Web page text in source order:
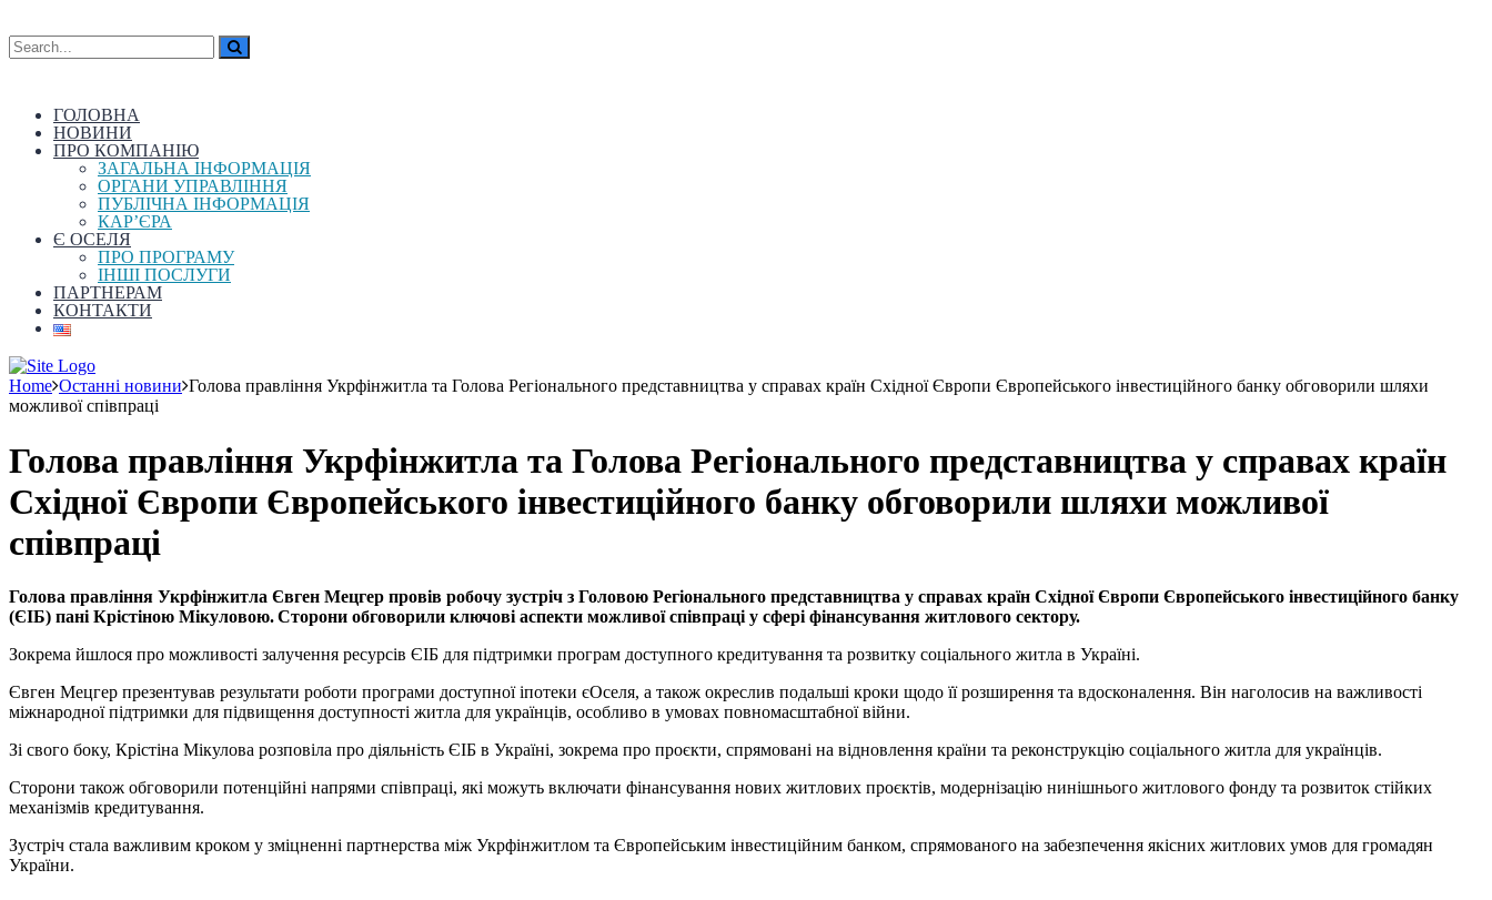
ГОЛОВНА
НОВИНИ
ПРО КОМПАНІЮ
ЗАГАЛЬНА ІНФОРМАЦІЯ
ОРГАНИ УПРАВЛІННЯ
ПУБЛІЧНА ІНФОРМАЦІЯ
КАР’ЄРА
Є ОСЕЛЯ
ПРО ПРОГРАМУ
ІНШІ ПОСЛУГИ
ПАРТНЕРАМ
КОНТАКТИ
Home Останні новини Голова правління Укрфінжитла та Голова Регіонального представництва у справах країн Східної Європи Європейського інвестиційного банку обговорили шляхи
можливої співпраці
Голова правління Укрфінжитла та Голова Регіонального представництва у справах країн
Східної Європи Європейського інвестиційного банку обговорили шляхи можливої
співпраці
Голова правління Укрфінжитла Євген Мецгер провів робочу зустріч з Головою Регіонального представництва у справах країн Східної Європи Європейського інвестиційного банку
(ЄІБ) пані Крістіною Мікуловою. Сторони обговорили ключові аспекти можливої співпраці у сфері фінансування житлового сектору.
Зокрема йшлося про можливості залучення ресурсів ЄІБ для підтримки програм доступного кредитування та розвитку соціального житла в Україні.
Євген Мецгер презентував результати роботи програми доступної іпотеки єОселя, а також окреслив подальші кроки щодо її розширення та вдосконалення. Він наголосив на важливості
міжнародної підтримки для підвищення доступності житла для українців, особливо в умовах повномасштабної війни.
Зі свого боку, Крістіна Мікулова розповіла про діяльність ЄІБ в Україні, зокрема про проєкти, спрямовані на відновлення країни та реконструкцію соціального житла для українців.
Сторони також обговорили потенційні напрями співпраці, які можуть включати фінансування нових житлових проєктів, модернізацію нинішнього житлового фонду та розвиток стійких
механізмів кредитування.
Зустріч стала важливим кроком у зміцненні партнерства між Укрфінжитлом та Європейським інвестиційним банком, спрямованого на забезпечення якісних житлових умов для громадян
України.